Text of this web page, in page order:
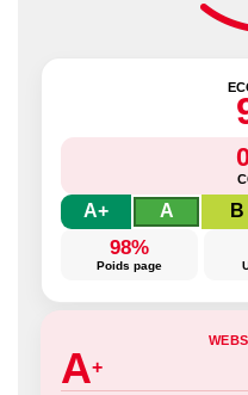
A+ A B
98%
Poids page
A+